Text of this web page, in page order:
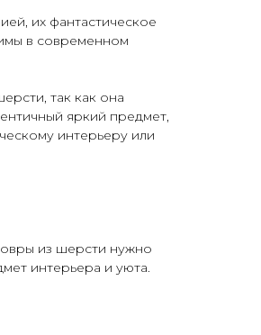
их фантастическое
в современном
так как она
яркий предмет,
интерьеру или
из шерсти нужно
интерьера и уюта.